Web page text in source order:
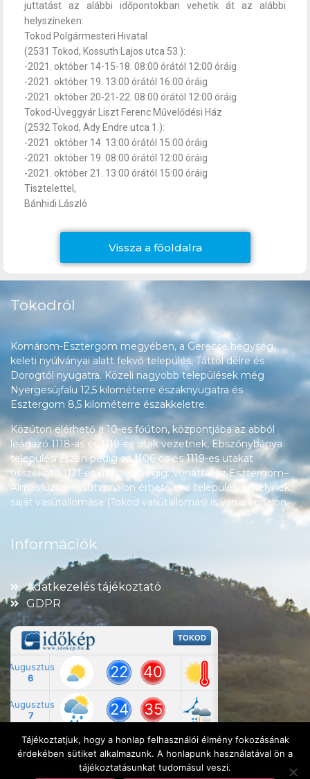
juttatást az alábbi időpontokban vehetik át az alábbi
helyszíneken:
Tokod Polgármesteri Hivatal
(2531 Tokod, Kossuth Lajos utca 53.):
-2021. október 14-15-18. 08:00 órától 12:00 óráig
-2021. október 19. 13:00 órától 16:00 óráig
-2021. október 20-21-22. 08:00 órától 12:00 óráig
Tokod-Üveggyár Liszt Ferenc Művelődési Ház
(2532 Tokod, Ady Endre utca 1.):
-2021. október 14. 13:00 órától 15:00 óráig
-2021. október 19. 08:00 órától 12:00 óráig
-2021. október 21. 13:00 órától 15:00 óráig
Tisztelettel,
Bánhidi László
Vissza a főoldalra
Tokodról
Komárom-Esztergom megyében, a Gerecse hegység
keleti nyúlványai alatt fekvő település, Táttól délre és
Dorogtól nyugatra. Közeli nagyobb települések még
Nyergesújfalu 12,5 kilométerre északnyugatra és
Esztergom 8,5 kilométerre északkeletre.
Közúton elérhető a 10-es főúton, központjába az abból
leágazó 1118-as és 1119-es utak vezetnek, Ebszőnybánya
településrészén pedig az 1106-os és 1119-es utakat
összekötő 1121-es út halad végig. Vonattal az Esztergom–
Almásfüzitő-vasútvonalon érhető el a település, amelynek
saját vasútállomása (Tokod vasútállomás) is van a vonalon.
Információk
Adatkezelés tájékoztató
GDPR
Tájékoztatjuk, hogy a honlap felhasználói élmény fokozásának
érdekében sütiket alkalmazunk. A honlapunk használatával ön a
tájékoztatásunkat tudomásul veszi.